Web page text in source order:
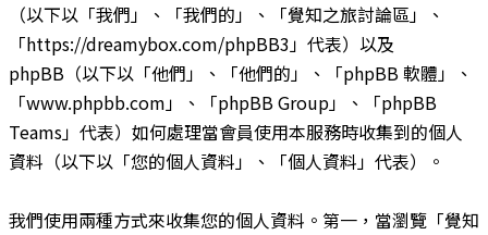
（以下以「我們」、「我們的」、「覺知之旅討論區」、
「https://dreamybox.com/phpBB3」代表）以及
phpBB（以下以「他們」、「他們的」、「phpBB 軟體」、
「www.phpbb.com」、「phpBB Group」、「phpBB
Teams」代表）如何處理當會員使用本服務時收集到的個人
資料（以下以「您的個人資料」、「個人資料」代表）。
我們使用兩種方式來收集您的個人資料。第一，當瀏覽「覺知